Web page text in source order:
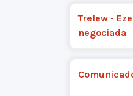
Trelew -
negociada